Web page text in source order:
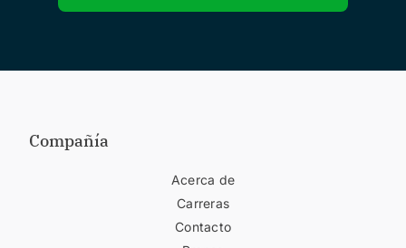
Compañía
Acerca de
Carreras
Contacto